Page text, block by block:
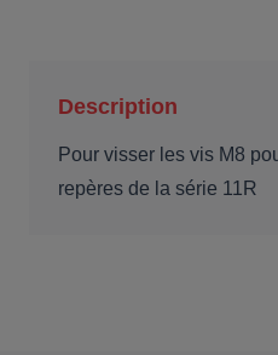
Description
Pour visser les vis M8
repères de la série 11R